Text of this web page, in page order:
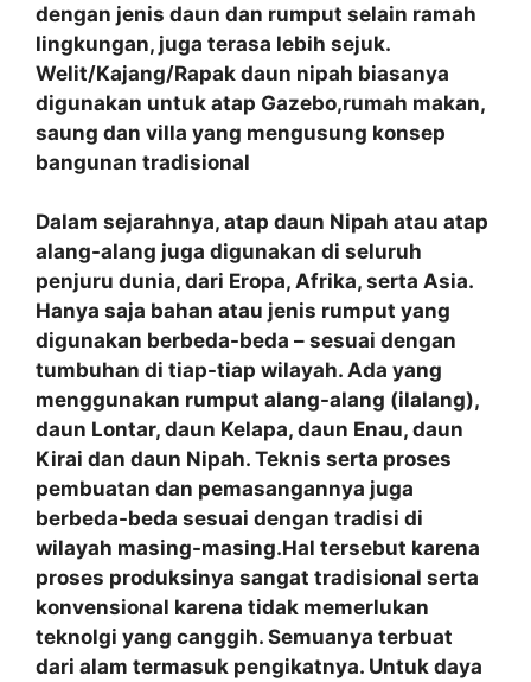
dengan jenis daun dan rumput selain ramah
lingkungan, juga terasa lebih sejuk.
Welit/Kajang/Rapak daun nipah biasanya
digunakan untuk atap Gazebo,rumah makan,
saung dan villa yang mengusung konsep
bangunan tradisional
Dalam sejarahnya, atap daun Nipah atau atap
alang-alang juga digunakan di seluruh
penjuru dunia, dari Eropa, Afrika, serta Asia.
Hanya saja bahan atau jenis rumput yang
digunakan berbeda-beda – sesuai dengan
tumbuhan di tiap-tiap wilayah. Ada yang
menggunakan rumput alang-alang (ilalang),
daun Lontar, daun Kelapa, daun Enau, daun
Kirai dan daun Nipah. Teknis serta proses
pembuatan dan pemasangannya juga
berbeda-beda sesuai dengan tradisi di
wilayah masing-masing.Hal tersebut karena
proses produksinya sangat tradisional serta
konvensional karena tidak memerlukan
teknolgi yang canggih. Semuanya terbuat
dari alam termasuk pengikatnya. Untuk daya